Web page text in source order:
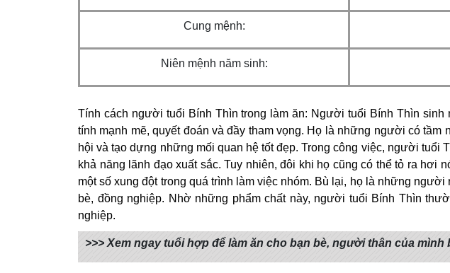
Cung mệnh:
Niên mệnh năm sinh:
Tính cách người tuổi Bính Thìn trong làm ăn: Người tuổi Bính Thìn sinh
tính mạnh mẽ, quyết đoán và đầy tham vọng. Họ là những người có tầm
hội và tạo dựng những mối quan hệ tốt đẹp. Trong công việc, người tuổi
khả năng lãnh đạo xuất sắc. Tuy nhiên, đôi khi họ cũng có thể tỏ ra hơi
một số xung đột trong quá trình làm việc nhóm. Bù lại, họ là những
bè, đồng nghiệp. Nhờ những phẩm chất này, người tuổi Bính Thìn
nghiệp.
>>> Xem ngay tuổi hợp để làm ăn cho bạn bè, người thân của mình